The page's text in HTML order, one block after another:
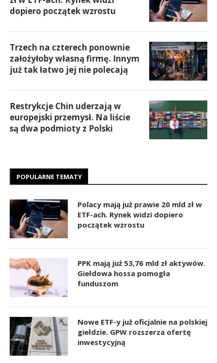
dopiero początek wzrostu
Trzech na czterech ponownie
założyłoby własną firmę. Innym
już tak łatwo jej nie polecają
Restrykcje Chin uderzają w
europejski przemysł. Na liście
są dwa podmioty z Polski
POPULARNE TEMATY
Polacy mają już prawie 20 mld zł w
ETF-ach. Rynek widzi dopiero
początek wzrostu
PPK mają już 53,76 mld zł aktywów.
Giełdowa hossa pomogła
funduszom
Nowe ETF-y już oficjalnie na polskiej
giełdzie. GPW rozszerza ofertę
inwestycyjną